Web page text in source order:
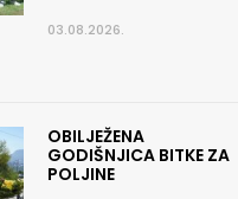
03.08.2026.
OBILJEŽENA
GODIŠNJICA BITKE ZA
POLJINE